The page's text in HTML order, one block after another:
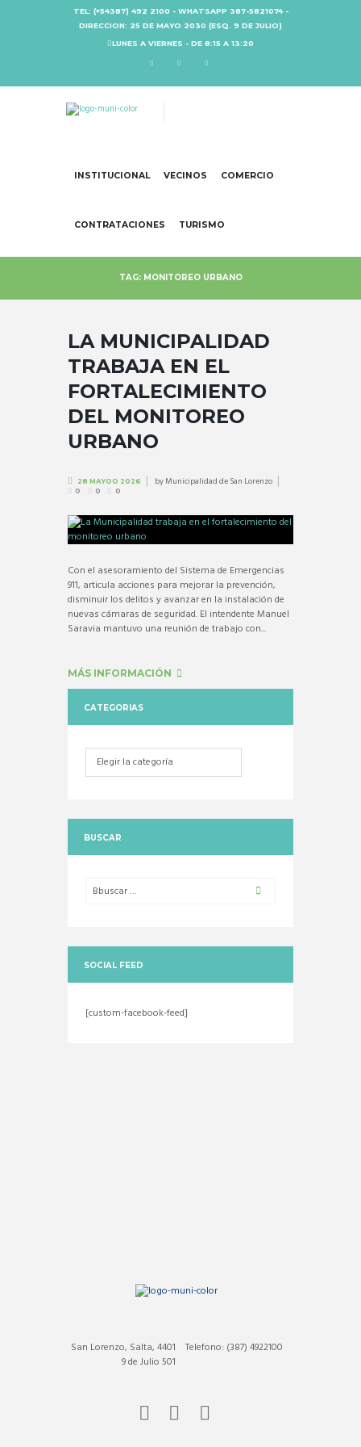
TEL: (+54387) 492 2100 - WHATSAPP 387-5821074 -
DIRECCION: 25 DE MAYO 2030 (ESQ. 9 DE JULIO)
LUNES A VIERNES - DE 8:15 A 13:20
INSTITUCIONAL VECINOS COMERCIO
CONTRATACIONES TURISMO
TAG: MONITOREO URBANO
LA MUNICIPALIDAD
TRABAJA EN EL
FORTALECIMIENTO
DEL MONITOREO
URBANO
28 MAYOO 2026 byMunicipalidad de San Lorenzo
0 0 0
Con el asesoramiento del Sistema de Emergencias
911, articula acciones para mejorar la prevención,
disminuir los delitos y avanzar en la instalación de
nuevas cámaras de seguridad. El intendente Manuel
Saravia mantuvo una reunión de trabajo con...
MÁS INFORMACIÓN
CATEGORIAS
Categorias
BUSCAR
SOCIAL FEED
[custom-facebook-feed]
Telefono: (387) 4922100
San Lorenzo, Salta, 4401
9 de Julio 501